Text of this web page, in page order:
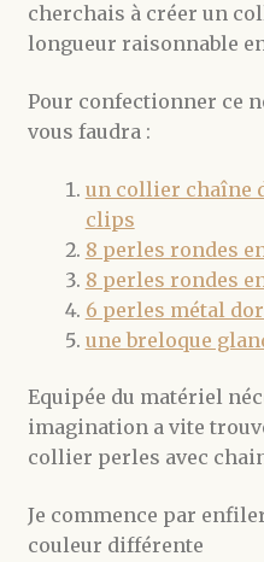
cherchais à créer un
longueur raisonnable
Pour confectionner ce
vous faudra :
un collier chaîne
clips
8 perles rondes
8 perles rondes
6 perles métal
une breloque
Equipée du matériel
imagination a vite
collier perles avec
Je commence par
couleur différente